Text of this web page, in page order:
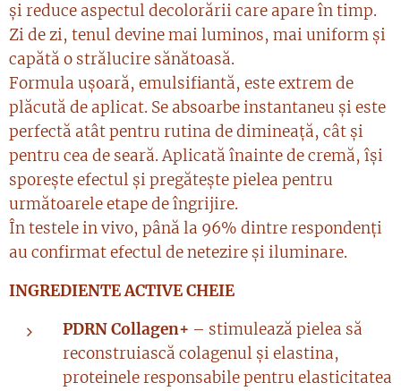
și reduce aspectul decolorării care apare în timp.
Zi de zi, tenul devine mai luminos, mai uniform și
capătă o strălucire sănătoasă.
Formula ușoară, emulsifiantă, este extrem de
plăcută de aplicat. Se absoarbe instantaneu și este
perfectă atât pentru rutina de dimineață, cât și
pentru cea de seară. Aplicată înainte de cremă, își
sporește efectul și pregătește pielea pentru
următoarele etape de îngrijire.
În testele in vivo, până la 96% dintre respondenți
au confirmat efectul de netezire și iluminare.
INGREDIENTE ACTIVE CHEIE
PDRN Collagen+ – stimulează pielea să
reconstruiască colagenul și elastina,
proteinele responsabile pentru elasticitatea